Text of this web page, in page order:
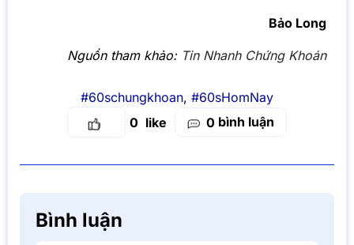
Bảo Long
Nguồn tham khảo: Tin Nhanh Chứng Khoán
#60schungkhoan, #60sHomNay
0
0 bình luận
Bình luận